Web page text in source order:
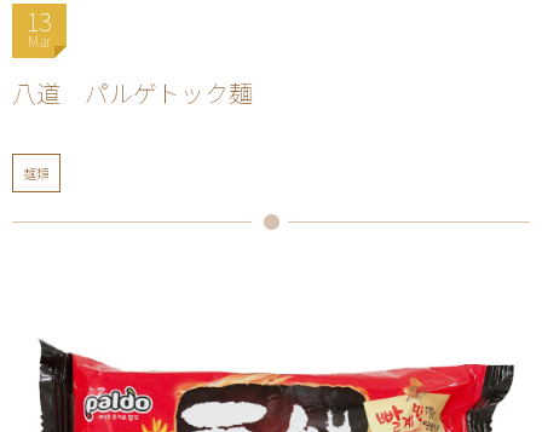
13
Mar
八道 パルゲトック麺
麺類